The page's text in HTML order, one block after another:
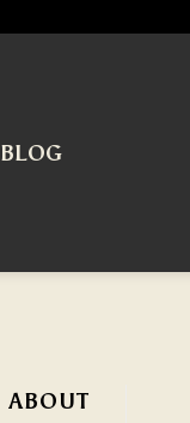
BLOG
ABOUT